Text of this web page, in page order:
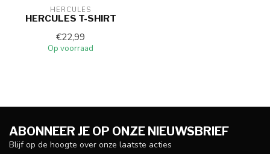
HERCULES
HERCULES T-SHIRT
€22,99
Op voorraad
ABONNEER JE OP ONZE NIEUWSBRIEF
Blijf op de hoogte over onze laatste acties